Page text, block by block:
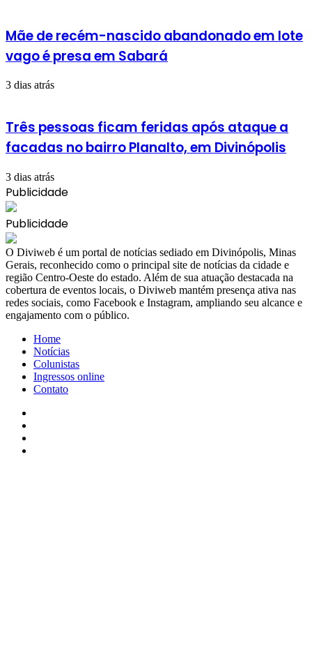
Mãe de recém-nascido abandonado em lote
vago é presa em Sabará
3 dias atrás
Três pessoas ficam feridas após ataque a
facadas no bairro Planalto, em Divinópolis
3 dias atrás
Publicidade
Publicidade
​O Diviweb é um portal de notícias sediado em Divinópolis, Minas
Gerais, reconhecido como o principal site de notícias da cidade e
região Centro-Oeste do estado. Além de sua atuação destacada na
cobertura de eventos locais, o Diviweb mantém presença ativa nas
redes sociais, como Facebook e Instagram, ampliando seu alcance e
engajamento com o público.
Home
Notícias
Colunistas
Ingressos online
Contato